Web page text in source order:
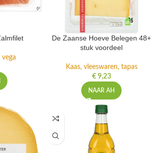
vega
De Zaanse Hoeve Belegen 48+
stuk voordeel
Kaas, vleeswaren, tapas
€9,23
NAAR AH